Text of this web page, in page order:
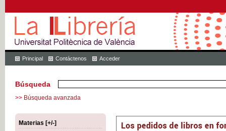
Principal Contáctenos Acceder
Búsqueda
>> Búsqueda avanzada
Materias [+/-]